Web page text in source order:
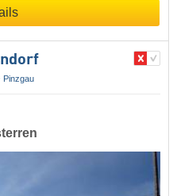
Pinzgau